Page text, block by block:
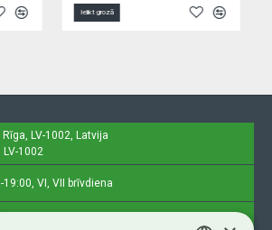
Ielikt grozā
LV-1002, Latvija
1002
VI, VII brīvdiena